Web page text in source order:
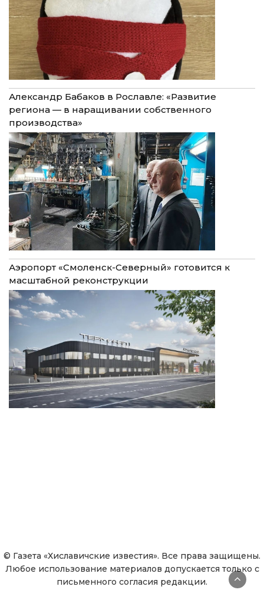
Александр Бабаков в Рославле: «Развитие
региона — в наращивании собственного
производства»
Аэропорт «Смоленск-Северный» готовится к
масштабной реконструкции
© Газета «Хиславичские известия». Все права защищены.
Любое использование материалов допускается только с
письменного согласия редакции.